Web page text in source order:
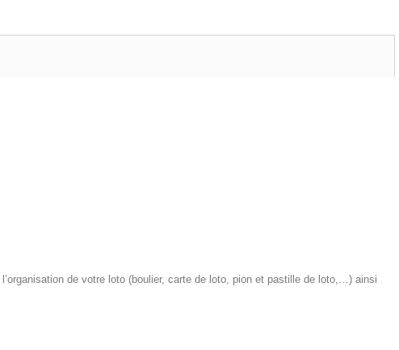
de votre loto (boulier, carte de loto, pion et pastille de loto,…) ainsi